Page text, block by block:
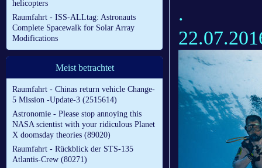
helicopters
Raumfahrt - ISS-ALLtag: Astronauts
Complete Spacewalk for Solar Array
Modifications
Meist betrachtet
Raumfahrt - Chinas return vehicle Change-
5 Mission -Update-3 (2515614)
Astronomie - Please stop annoying this
NASA scientist with your ridiculous Planet
X doomsday theories (89020)
Raumfahrt - Rückblick der STS-135
Atlantis-Crew (80271)
.